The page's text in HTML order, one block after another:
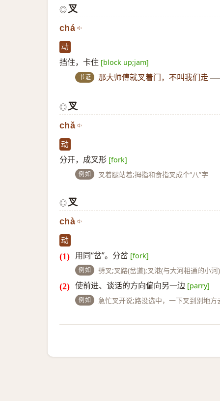
◎叉
chá
动
挡住，卡住 [block up;jam]
书证 那大师傅就叉着门，不叫我们走
◎叉
chǎ
动
分开，成叉形 [fork]
例如 叉着腿站着;拇指和食指叉成个“八”字
◎叉
chà
动
用同“岔”。分岔 [fork]
例如 劈叉;叉路(岔道);叉港(与大河相通的小河)
使前进、谈话的方向偏向另一边 [parry]
例如 急忙叉开说;路没选中，一下叉到别地方